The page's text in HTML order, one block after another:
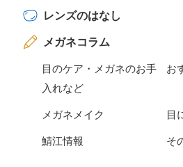
レンズのはなし
メガネコラム
目のケア・メガネのお手
入れなど
お
メガネメイク 目
鯖江情報 そ